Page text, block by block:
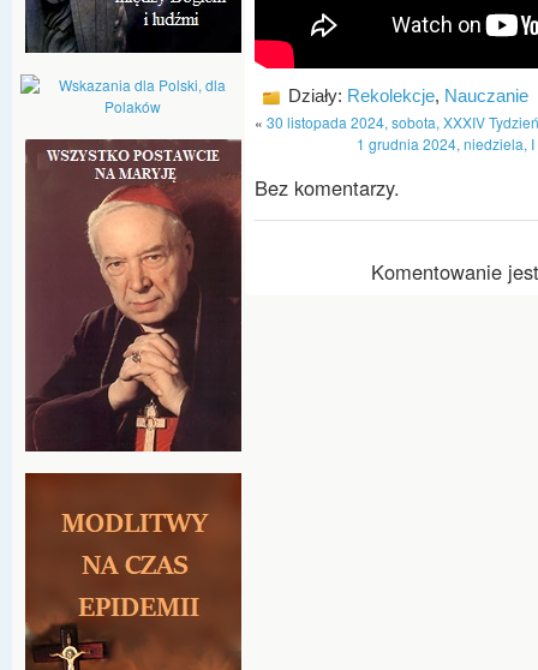
Działy: Rekolekcje, Nauczanie
« 30 listopada 2024, sobota, XXXIV
1 grudnia 2024, niedziela,
Bez komentarzy.
Komentowanie